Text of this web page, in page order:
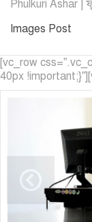
Phulkuri Ashar
Images Post
[vc_row
40px